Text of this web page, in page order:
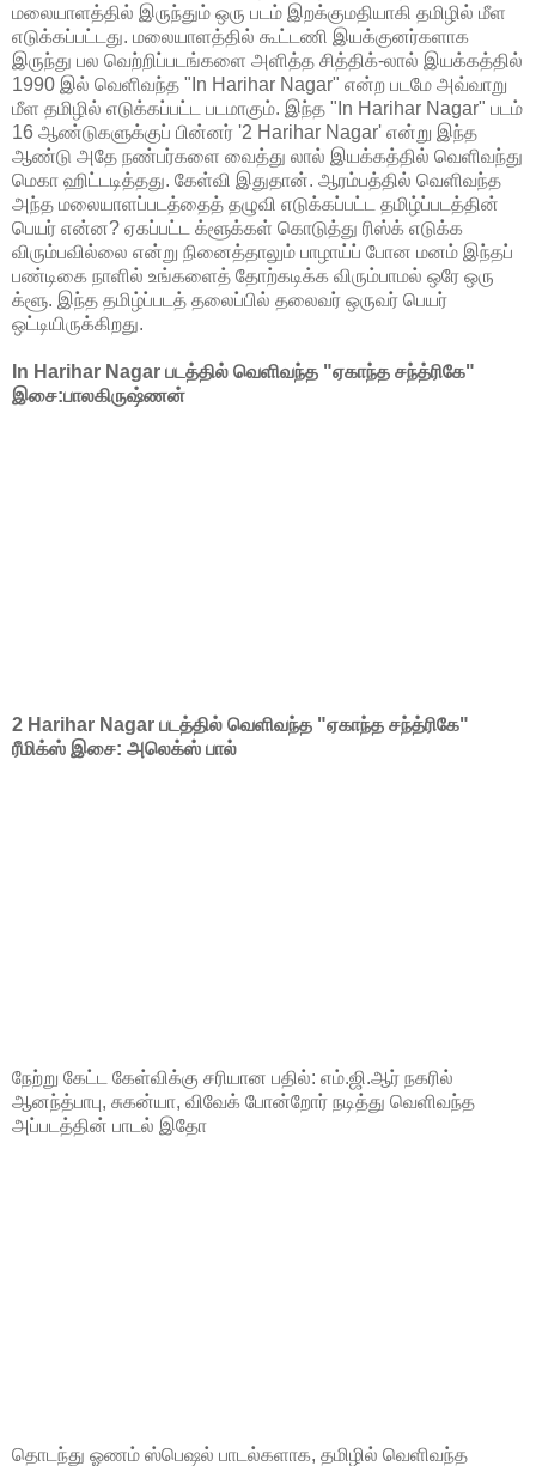
மலையாளத்தில் இருந்தும் ஒரு படம் இறக்குமதியாகி தமிழில் மீள
எடுக்கப்பட்டது. மலையாளத்தில் கூட்டணி இயக்குனர்களாக
இருந்து பல வெற்றிப்படங்களை அளித்த சித்திக்-லால் இயக்கத்தில்
1990 இல் வெளிவந்த "In Harihar Nagar" என்ற படமே அவ்வாறு
மீள தமிழில் எடுக்கப்பட்ட படமாகும். இந்த "In Harihar Nagar" படம்
16 ஆண்டுகளுக்குப் பின்னர் '2 Harihar Nagar' என்று இந்த
ஆண்டு அதே நண்பர்களை வைத்து லால் இயக்கத்தில் வெளிவந்து
மெகா ஹிட்டடித்தது. கேள்வி இதுதான். ஆரம்பத்தில் வெளிவந்த
அந்த மலையாளப்படத்தைத் தழுவி எடுக்கப்பட்ட தமிழ்ப்படத்தின்
பெயர் என்ன? ஏகப்பட்ட க்ளூக்கள் கொடுத்து ரிஸ்க் எடுக்க
விரும்பவில்லை என்று நினைத்தாலும் பாழாய்ப் போன மனம் இந்தப்
பண்டிகை நாளில் உங்களைத் தோற்கடிக்க விரும்பாமல் ஒரே ஒரு
க்ளூ. இந்த தமிழ்ப்படத் தலைப்பில் தலைவர் ஒருவர் பெயர்
ஒட்டியிருக்கிறது.
In Harihar Nagar படத்தில் வெளிவந்த "ஏகாந்த சந்த்ரிகே"
இசை:பாலகிருஷ்ணன்
2 Harihar Nagar படத்தில் வெளிவந்த "ஏகாந்த சந்த்ரிகே"
ரீமிக்ஸ் இசை: அலெக்ஸ் பால்
நேற்று கேட்ட கேள்விக்கு சரியான பதில்: எம்.ஜி.ஆர் நகரில்
ஆனந்த்பாபு, சுகன்யா, விவேக் போன்றோர் நடித்து வெளிவந்த
அப்படத்தின் பாடல் இதோ
தொடந்து ஓணம் ஸ்பெஷல் பாடல்களாக, தமிழில் வெளிவந்த